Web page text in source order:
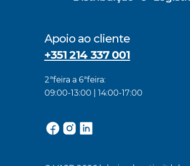
Apoio ao cliente
+351 214 337 001
2ªfeira a 6ªfeira:
09:00-13:00 | 14:00-17:00